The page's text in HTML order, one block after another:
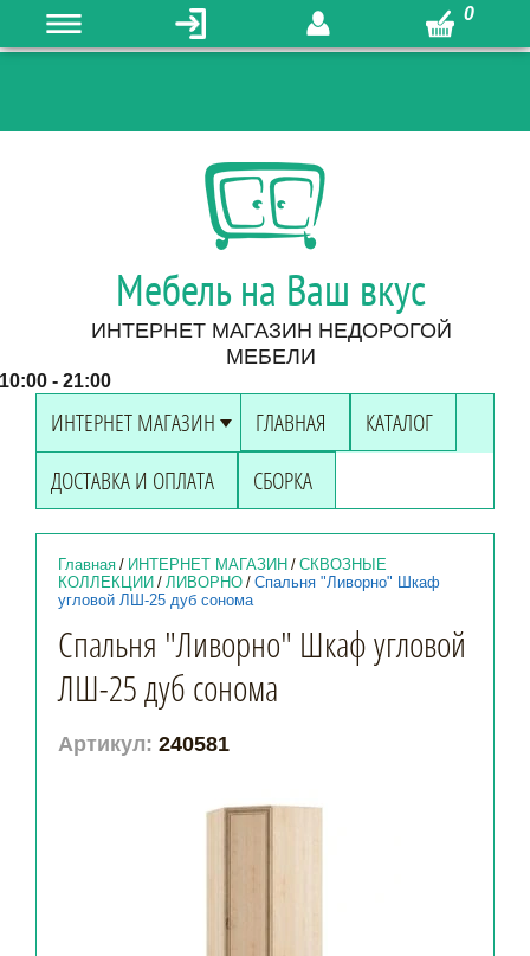
0
Мебель на Ваш вкус
ИНТЕРНЕТ МАГАЗИН НЕДОРОГОЙ
МЕБЕЛИ
- 21:00
ИНТЕРНЕТ МАГАЗИН ГЛАВНАЯ
КАТАЛОГ
ДОСТАВКА И ОПЛАТА
СБОРКА
Главная / ИНТЕРНЕТ МАГАЗИН / СКВОЗНЫЕ
КОЛЛЕКЦИИ / ЛИВОРНО / Спальня "Ливорно" Шкаф
угловой ЛШ-25 дуб сонома
Спальня "Ливорно" Шкаф угловой
ЛШ-25 дуб сонома
Артикул: 240581